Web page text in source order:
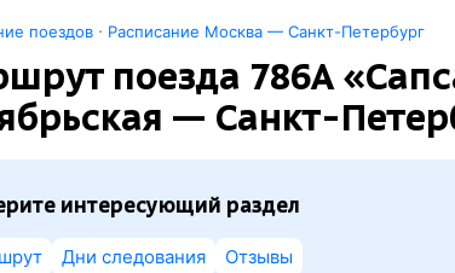
поездов· Расписание Москва — Санкт-Петербург
поезда 786А
— Санкт-
интересующий раздел
Дни следования Отзывы